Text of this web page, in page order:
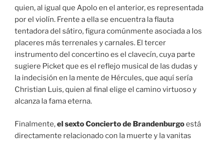
quien, al igual que Apolo en el anterior, es representada
por el violín. Frente a ella se encuentra la flauta
tentadora del sátiro, figura comúnmente asociada a los
placeres más terrenales y carnales. El tercer
instrumento del concertino es el clavecín, cuya parte
sugiere Picket que es el reflejo musical de las dudas y
la indecisión en la mente de Hércules, que aquí sería
Christian Luis, quien al final elige el camino virtuoso y
alcanza la fama eterna.
Finalmente,el sexto Concierto de Brandenburgoestá
directamente relacionado con la muerte y la vanitas